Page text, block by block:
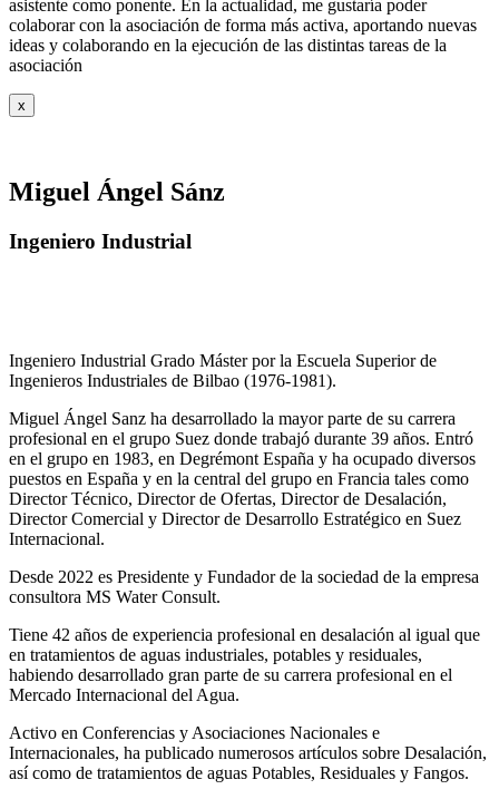
asistente como ponente. En la actualidad, me gustaría poder
colaborar con la asociación de forma más activa, aportando nuevas
ideas y colaborando en la ejecución de las distintas tareas de la
asociación
x
Miguel Ángel Sánz
Ingeniero Industrial
Ingeniero Industrial Grado Máster por la Escuela Superior de
Ingenieros Industriales de Bilbao (1976-1981).
Miguel Ángel Sanz ha desarrollado la mayor parte de su carrera
profesional en el grupo Suez donde trabajó durante 39 años. Entró
en el grupo en 1983, en Degrémont España y ha ocupado diversos
puestos en España y en la central del grupo en Francia tales como
Director Técnico, Director de Ofertas, Director de Desalación,
Director Comercial y Director de Desarrollo Estratégico en Suez
Internacional.
Desde 2022 es Presidente y Fundador de la sociedad de la empresa
consultora MS Water Consult.
Tiene 42 años de experiencia profesional en desalación al igual que
en tratamientos de aguas industriales, potables y residuales,
habiendo desarrollado gran parte de su carrera profesional en el
Mercado Internacional del Agua.
Activo en Conferencias y Asociaciones Nacionales e
Internacionales, ha publicado numerosos artículos sobre Desalación,
así como de tratamientos de aguas Potables, Residuales y Fangos.